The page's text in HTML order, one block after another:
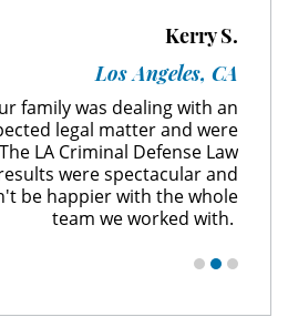
Practice of Medicine
Fraud
Robert G.
Los Angeles, CA
results in my criminal case
have asked for a better
me. Thanks to The LA
Criminal Defense Law Firm.